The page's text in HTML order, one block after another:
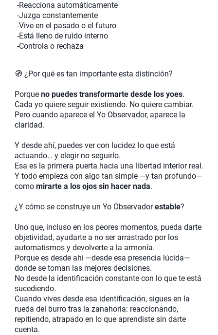
-Reacciona automáticamente
-Juzga constantemente
-Vive en el pasado o el futuro
-Está lleno de ruido interno
-Controla o rechaza
🧭 ¿Por qué es tan importante esta distinción?
Porque no puedes transformarte desde los yoes.
Cada yo quiere seguir existiendo. No quiere cambiar.
Pero cuando aparece el Yo Observador, aparece la
claridad.
Y desde ahí, puedes ver con lucidez lo que está
actuando… y elegir no seguirlo.
Esa es la primera puerta hacia una libertad interior real.
Y todo empieza con algo tan simple —y tan profundo—
como mirarte a los ojos sin hacer nada.
¿Y cómo se construye un Yo Observadorestable?
Uno que, incluso en los peores momentos, pueda darte
objetividad, ayudarte a no ser arrastrado por los
automatismos y devolverte a la armonía.
Porque es desde ahí —desde esa presencia lúcida—
donde se toman las mejores decisiones.
No desde la identificación constante con lo que te está
sucediendo.
Cuando vives desde esa identificación, sigues en la
rueda del burro tras la zanahoria: reaccionando,
repitiendo, atrapado en lo que aprendiste sin darte
cuenta.